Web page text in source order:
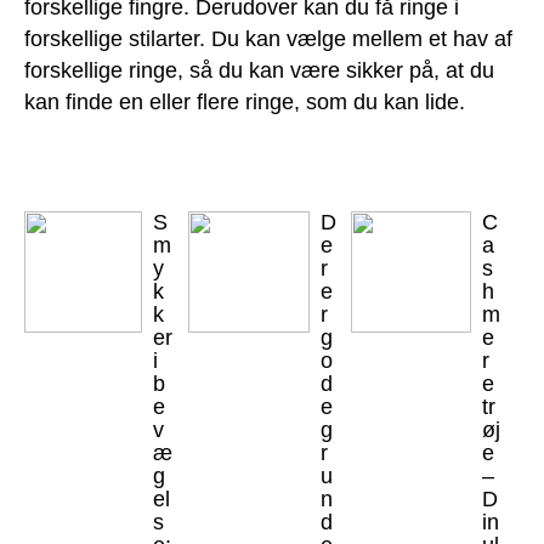
forskellige fingre. Derudover kan du få ringe i
forskellige stilarter. Du kan vælge mellem et hav af
forskellige ringe, så du kan være sikker på, at du
kan finde en eller flere ringe, som du kan lide.
S
m
y
k
k
er
i
b
e
v
æ
g
el
s
D
e
r
e
r
g
o
d
e
g
r
u
n
d
C
a
s
h
m
e
r
e
tr
øj
e
–
D
in